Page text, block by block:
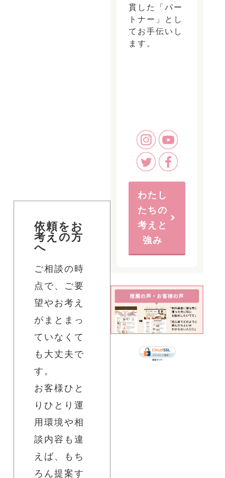
貫した「パー
トナー」とし
てお手伝いし
ます。
わたし
たちの
考えと
強み
依頼をお
考えの方
へ
ご相談の時
点で、ご要
望やお考え
がまとまっ
ていなくて
も大丈夫で
す。
お客様ひと
りひとり運
用環境や相
談内容も違
えば、もち
ろん提案す